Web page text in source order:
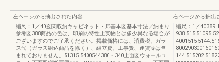
左ページから抽出された内容
縮尺：1／40玄関収納キャビネット・扉基本図基本寸法／納まり
参考図388商品の色は、印刷の特性上実物とは多少異なる場合が
ございますのでご了承ください。掲載価格には、消費税、ガラ
ス代（ガラス組込商品を除く）、組立費、工事費、運賃等は含
まれておりません。51315.5400544380・340上面図ウォールユ
右ページから抽出
縮尺：1／